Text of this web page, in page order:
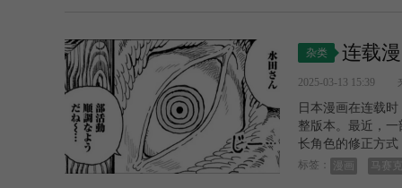
杂类 连载
2025-03-13 15:39
日本漫画在连载
整版本。最近，
长角色的修正方
标签： 漫画 马赛克